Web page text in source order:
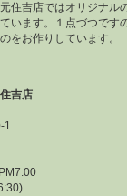
住吉店ではオリジナル
います。１点づつです
をお作りしています。
吉店
1